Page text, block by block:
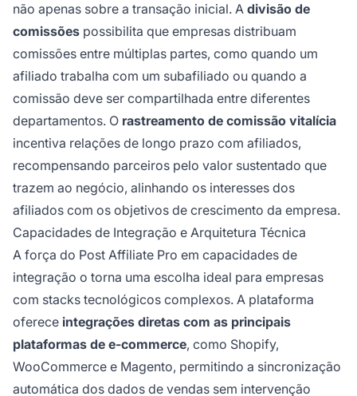
não apenas sobre a transação inicial. A divisão de
comissões possibilita que empresas distribuam
comissões entre múltiplas partes, como quando um
afiliado trabalha com um subafiliado ou quando a
comissão deve ser compartilhada entre diferentes
departamentos. O rastreamento de comissão vitalícia
incentiva relações de longo prazo com afiliados,
recompensando parceiros pelo valor sustentado que
trazem ao negócio, alinhando os interesses dos
afiliados com os objetivos de crescimento da empresa.
Capacidades de Integração e Arquitetura Técnica
A força do Post Affiliate Pro em capacidades de
integração o torna uma escolha ideal para empresas
com stacks tecnológicos complexos. A plataforma
oferece integrações diretas com as principais
plataformas de e-commerce, como Shopify,
WooCommerce e Magento, permitindo a sincronização
automática dos dados de vendas sem intervenção